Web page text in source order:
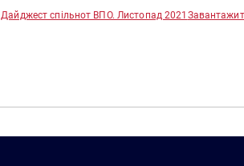
Дайджест спільнот ВПО. Листопад 2021